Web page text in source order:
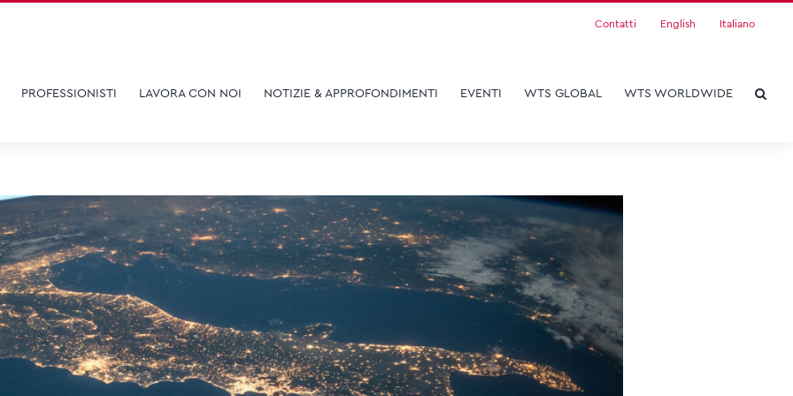
Contatti English Italiano
PROFESSIONISTI LAVORA CON NOI NOTIZIE & APPROFONDIMENTI EVENTI WTS GLOBAL WTS WORLDWIDE